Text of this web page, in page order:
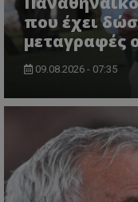
που έχει
μεταγραφές
09.08.2026 - 07:35